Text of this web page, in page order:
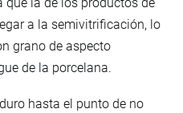
a la semivitrificación, lo
grano de aspecto
de la porcelana.
hasta el punto de no